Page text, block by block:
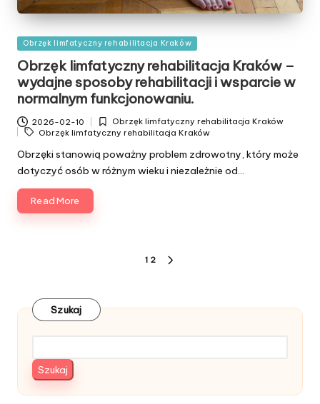
Posted
Obrzęk limfatyczny rehabilitacja Kraków
Obrzęk limfatyczny rehabilitacja Kraków –
wydajne sposoby rehabilitacji i wsparcie w
normalnym funkcjonowaniu.
2026-02-10
Posted
in
Obrzęk limfatyczny rehabilitacja Kraków
Tags:
Obrzęk limfatyczny rehabilitacja Kraków
Obrzęki stanowią poważny problem zdrowotny, który może
dotyczyć osób w różnym wieku i niezależnie od…
Read More
Stronicowanie
1 2
Szukaj
Szukaj